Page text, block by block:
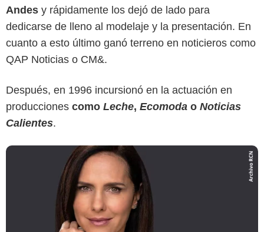
Andes y rápidamente los dejó de lado para
dedicarse de lleno al modelaje y la presentación. En
cuanto a esto último ganó terreno en noticieros como
QAP Noticias o CM&.
Después, en 1996 incursionó en la actuación en
producciones como Leche, Ecomoda o Noticias
Calientes.
Canal RCN